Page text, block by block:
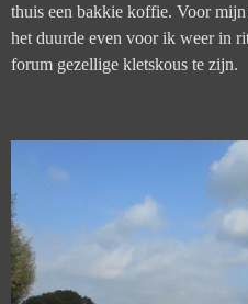
thuis een bakkie koffie. Voor
het duurde even voor ik weer in
forum gezellige kletskous te zijn.